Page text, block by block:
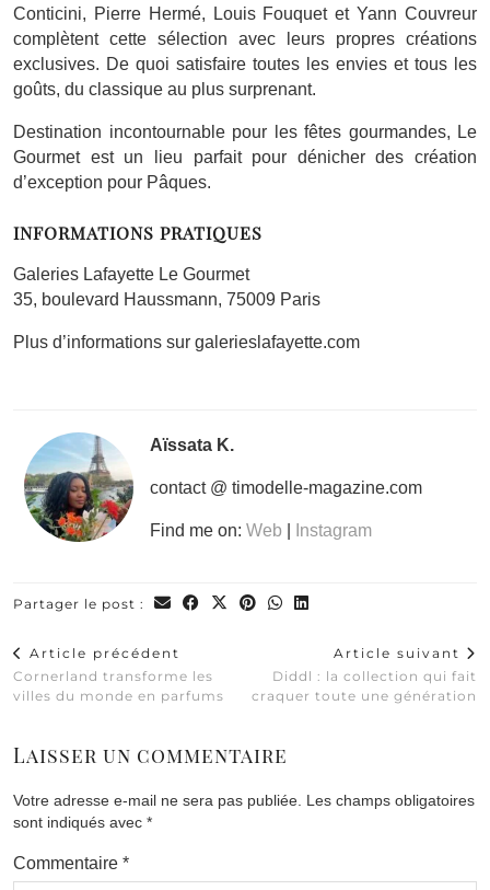
Conticini, Pierre Hermé, Louis Fouquet et Yann Couvreur
complètent cette sélection avec leurs propres créations
exclusives. De quoi satisfaire toutes les envies et tous les
goûts, du classique au plus surprenant.
Destination incontournable pour les fêtes gourmandes, Le
Gourmet est un lieu parfait pour dénicher des création
d’exception pour Pâques.
INFORMATIONS PRATIQUES
Galeries Lafayette Le Gourmet
35, boulevard Haussmann, 75009 Paris
Plus d’informations sur galerieslafayette.com
Aïssata K.
contact @ timodelle-magazine.com
Find me on: Web Instagram
Partager le post :
Article précédent
Cornerland transforme les
villes du monde en parfums
Article suivant
Diddl : la collection qui fait
craquer toute une génération
Laisser un commentaire
Votre adresse e-mail ne sera pas publiée. Les champs obligatoires
sont indiqués avec *
Commentaire *